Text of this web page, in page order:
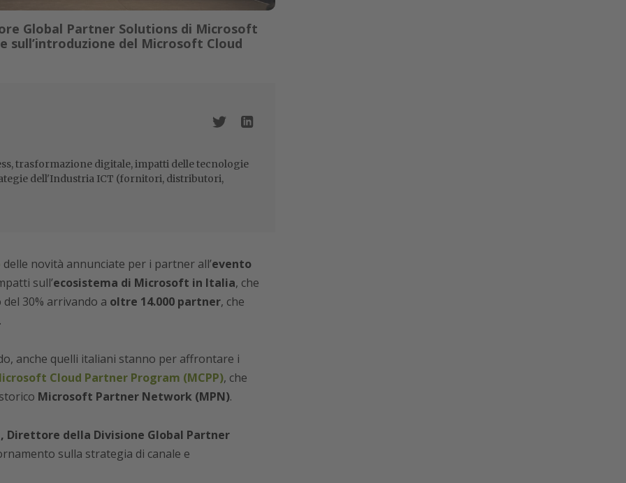
Global Partner Solutions di Microsoft
sull’introduzione del Microsoft Cloud
trasformazione digitale, impatti delle tecnologie
dell'Industria ICT (fornitori, distributori,
delle novità annunciate per i partner all’evento
sull’ecosistema di Microsoft in Italia, che
30% arrivando a oltre 14.000 partner, che
anche quelli italiani stanno per affrontare i
Cloud Partner Program (MCPP), che
Microsoft Partner Network (MPN).
Direttore della Divisione Global Partner
sulla strategia di canale e